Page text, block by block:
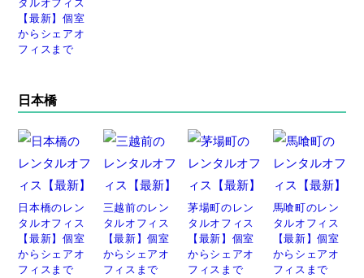
【最新】個室
からシェアオ
フィスまで
日本橋
日本橋のレン
タルオフィス
【最新】個室
からシェアオ
フィスまで
三越前のレン
タルオフィス
【最新】個室
からシェアオ
フィスまで
茅場町のレン
タルオフィス
【最新】個室
からシェアオ
フィスまで
馬喰町のレン
タルオフィス
【最新】個室
からシェアオ
フィスまで